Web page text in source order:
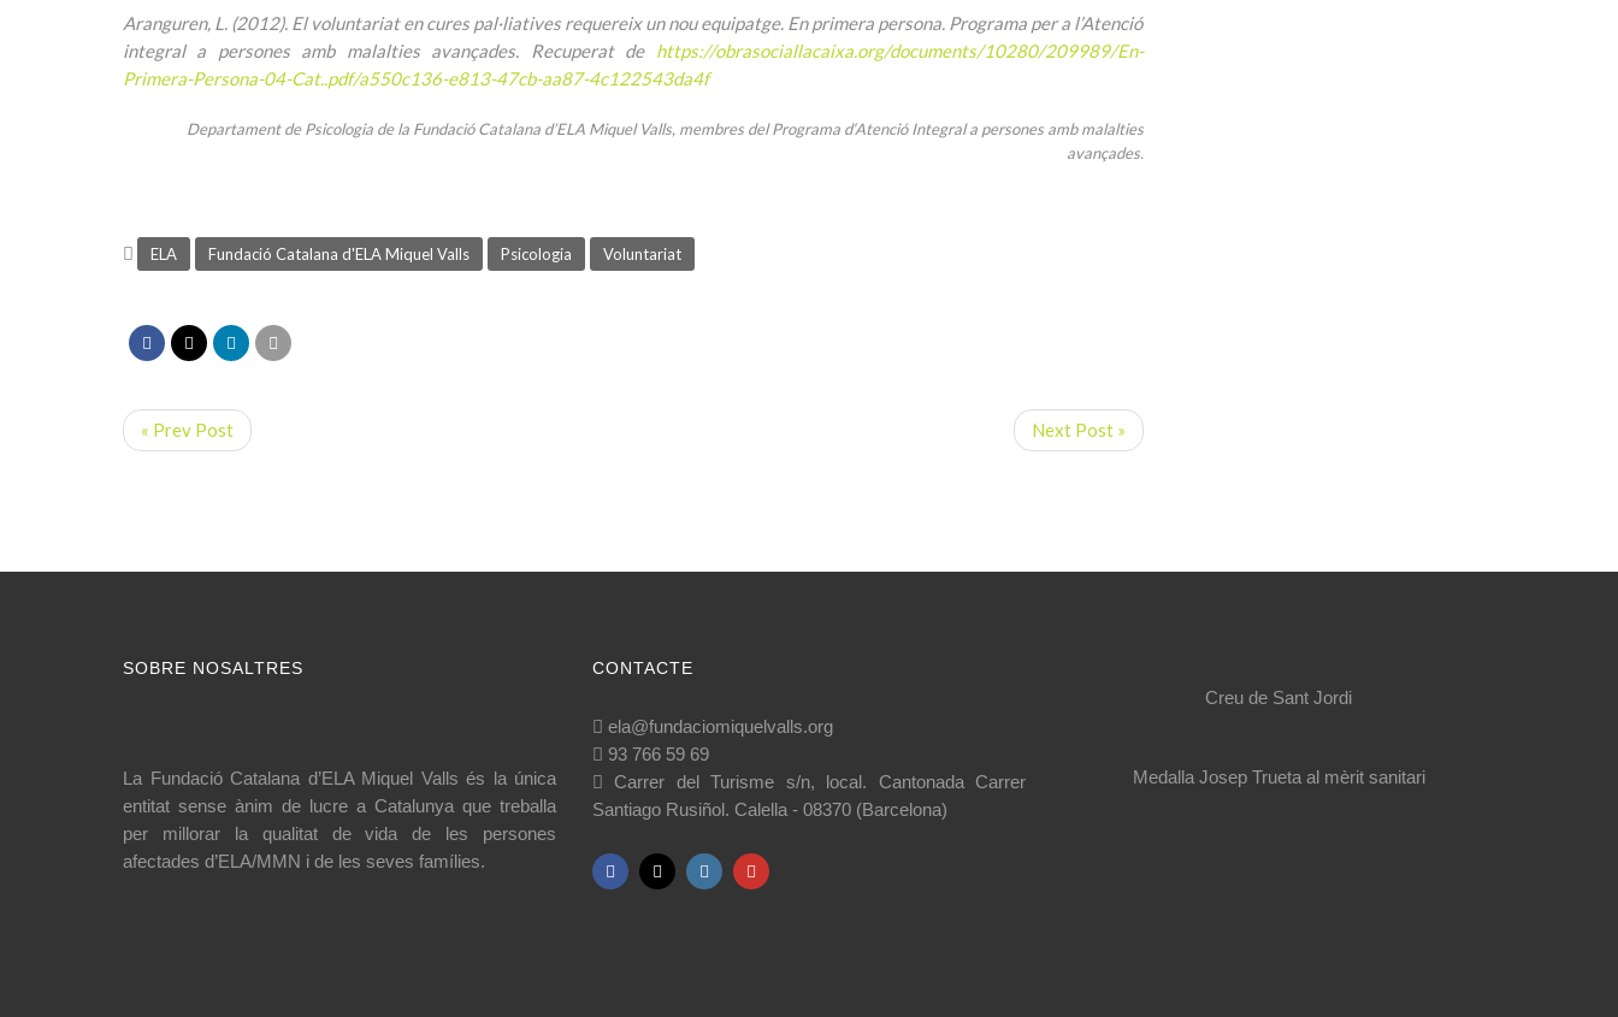
Aranguren, L. (2012). El voluntariat en cures pal·liatives requereix un nou equipatge. En primera persona. Programa per a l’Atenció
integral a persones amb malalties avançades. Recuperat de https://obrasociallacaixa.org/documents/10280/209989/En-
Primera-Persona-04-Cat..pdf/a550c136-e813-47cb-aa87-4c122543da4f
Departament de Psicologia de la Fundació Catalana d’ELA Miquel Valls, membres del Programa d‘Atenció Integral a persones amb malalties
avançades.
ELA Fundació Catalana d'ELA Miquel Valls Psicologia Voluntariat
« Prev Post Next Post »
SOBRE NOSALTRES
La Fundació Catalana d’ELA Miquel Valls és la única
entitat sense ànim de lucre a Catalunya que treballa
per millorar la qualitat de vida de les persones
afectades d’ELA/MMN i de les seves famílies.
CONTACTE
ela@fundaciomiquelvalls.org
93 766 59 69
Carrer del Turisme s/n, local. Cantonada Carrer
Santiago Rusiñol. Calella - 08370 (Barcelona)
Creu de Sant Jordi
Medalla Josep Trueta al mèrit sanitari